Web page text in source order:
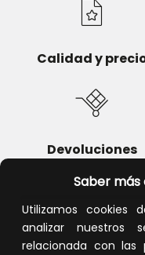
Saber
Utilizamos cookies
analizar nuestros
relacionada con las
Calidad y
Devoluciones
Atención al